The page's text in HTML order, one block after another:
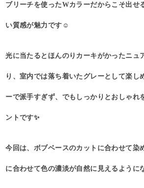
ブリーチを使ったWカラーだからこそ出せ
い質感が魅力です☺️
光に当たるとほんのりカーキがかったニュ
り、室内では落ち着いたグレーとして楽し
ーで派手すぎず、でもしっかりとおしゃれ
ントです✨
今回は、ボブベースのカットに合わせて染
に合わせて色の濃淡が自然に見えるように